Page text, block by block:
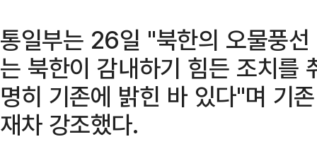
통일부는 26일 "북한의 오물풍
는 북한이 감내하기 힘든 조치를
명히 기존에 밝힌 바 있다"며 기
재차 강조했다.